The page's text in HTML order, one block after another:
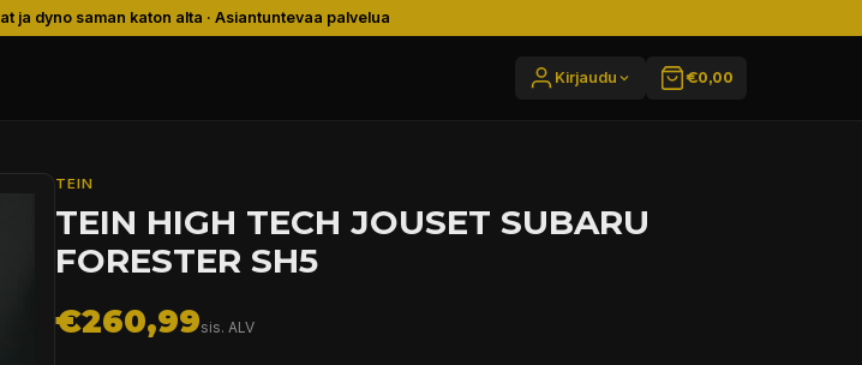
ja dyno saman katon alta · Asiantuntevaa palvelua
Kirjaudu €0,00
TEIN
TEIN HIGH TECH JOUSET SUBARU
FORESTER SH5
€260,99sis. ALV